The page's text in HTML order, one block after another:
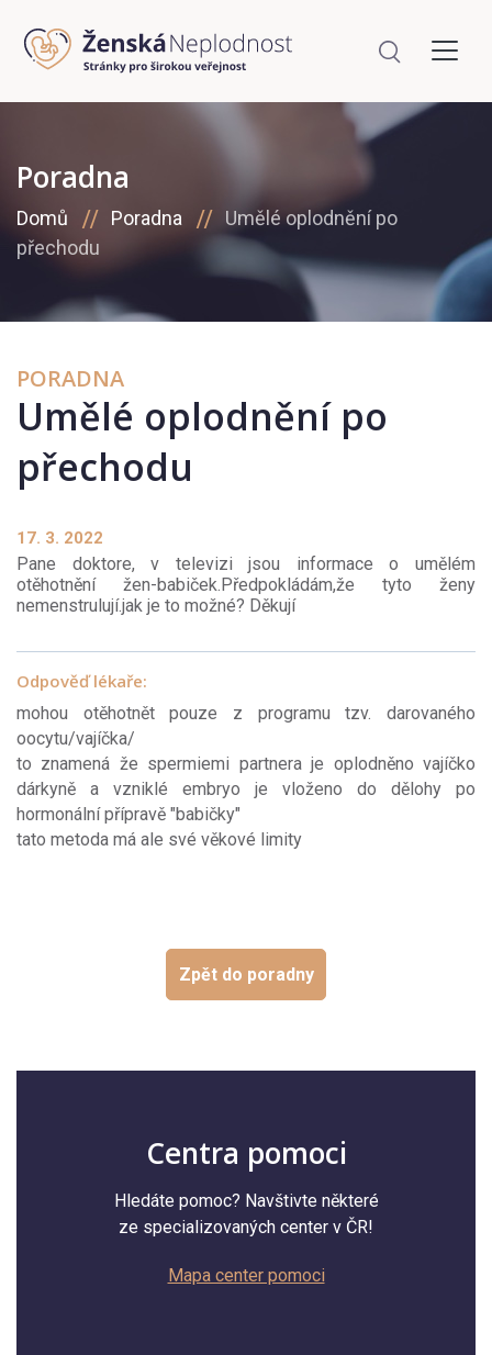
Poradna
Domů Poradna
Umělé oplodnění po
přechodu
PORADNA
Umělé oplodnění po
přechodu
17. 3. 2022
Pane doktore, v televizi jsou informace o umělém
otěhotnění žen-babiček.Předpokládám,že tyto ženy
nemenstrulují.jak je to možné? Děkují
Odpověď lékaře:
mohou otěhotnět pouze z programu tzv. darovaného
oocytu/vajíčka/
to znamená že spermiemi partnera je oplodněno vajíčko
dárkyně a vzniklé embryo je vloženo do dělohy po
hormonální přípravě "babičky"
tato metoda má ale své věkové limity
Zpět do poradny
Centra pomoci
Hledáte pomoc? Navštivte některé
ze specializovaných center v ČR!
Mapa center pomoci